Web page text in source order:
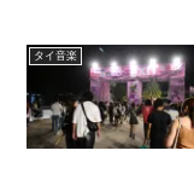
タイ音楽